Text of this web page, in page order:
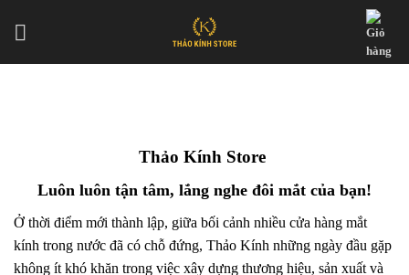
Thảo Kính Store
Luôn luôn tận tâm, lắng nghe đôi mắt của bạn!
Ở thời điểm mới thành lập, giữa bối cảnh nhiều cửa hàng mắt
kính trong nước đã có chỗ đứng, Thảo Kính những ngày đầu gặp
không ít khó khăn trong việc xây dựng thương hiệu, sản xuất và